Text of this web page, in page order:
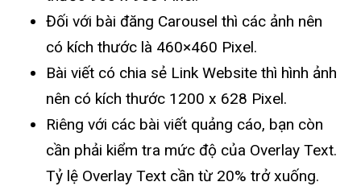
Đối với bài đăng Carousel thì các ảnh nên
có kích thước là 460×460 Pixel.
Bài viết có chia sẻ Link Website thì hình ảnh
nên có kích thước 1200 x 628 Pixel.
Riêng với các bài viết quảng cáo, bạn còn
cần phải kiểm tra mức độ của Overlay Text.
Tỷ lệ Overlay Text cần từ 20% trở xuống.